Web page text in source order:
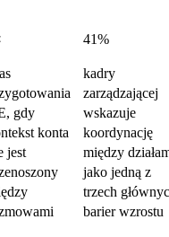
gdy
konta
jest
41%
kadry
zarządzającej
wskazuje
koordynację
między
jako jedną z
trzech
barier wzrostu